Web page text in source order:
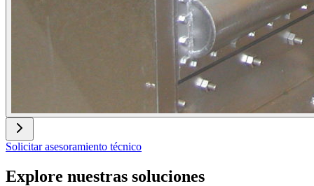
Solicitar asesoramiento técnico
Explore nuestras soluciones